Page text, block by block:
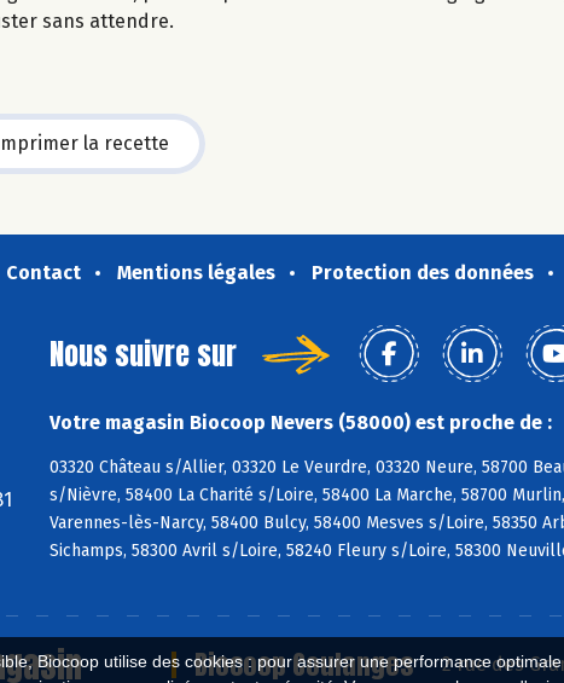
Biocoop utilise des cookies : pour assurer une performance
sans attendre.
la recette
Contact Mentions légales Protection des données
Nous suivre sur
Votre magasin Biocoop Nevers (58000) est proche de :
03320 Château s/Allier, 03320 Le Veurdre, 03320 Neure, 58700
s/Nièvre, 58400 La Charité s/Loire, 58400 La Marche, 58700
Varennes-lès-Narcy, 58400 Bulcy, 58400 Mesves s/Loire, 58350
Sichamps, 58300 Avril s/Loire, 58240 Fleury s/Loire, 58300
Biocoop Coulanges 2 rue des